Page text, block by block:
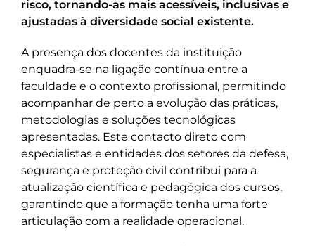
risco, tornando-as mais acessíveis, inclusivas e
ajustadas à diversidade social existente.
A presença dos docentes da instituição
enquadra-se na ligação contínua entre a
faculdade e o contexto profissional, permitindo
acompanhar de perto a evolução das práticas,
metodologias e soluções tecnológicas
apresentadas. Este contacto direto com
especialistas e entidades dos setores da defesa,
segurança e proteção civil contribui para a
atualização científica e pedagógica dos cursos,
garantindo que a formação tenha uma forte
articulação com a realidade operacional.